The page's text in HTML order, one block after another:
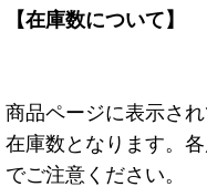
【在庫数について】
商品ページに表示さ
在庫数となります。
でご注意ください。